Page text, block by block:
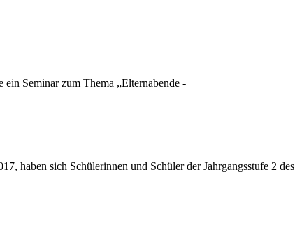
Seminar zum Thema „Elternabende -
haben sich Schülerinnen und Schüler der Jahrgangsstufe 2 des